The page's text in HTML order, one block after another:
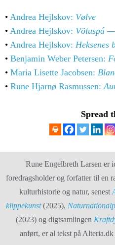
• Andrea Hejlskov: Vølve
• Andrea Hejlskov: Völuspá —
• Andrea Hejlskov: Heksenes
• Benjamin Weber Petersen:
• Maria Lisette Jacobsen:
• Rune Hjarnø Rasmussen:
Spread
Rune Engelbreth Larsen er
foredragsholder og forfatter til en
kulturhistorie og natur, senest
klippekunst (2025),
(2023) og digtsamlingen
anført, er al tekst på